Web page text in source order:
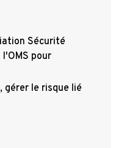
Sécurité
pour
gérer le risque lié